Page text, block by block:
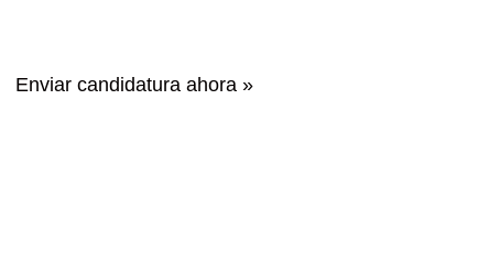
Enviar candidatura ahora »